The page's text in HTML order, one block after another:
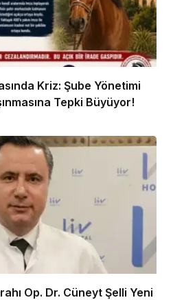
Kriz: Şube Yönetimi
Tepki Büyüyor!
Op. Dr. Cüneyt Şelli Yeni